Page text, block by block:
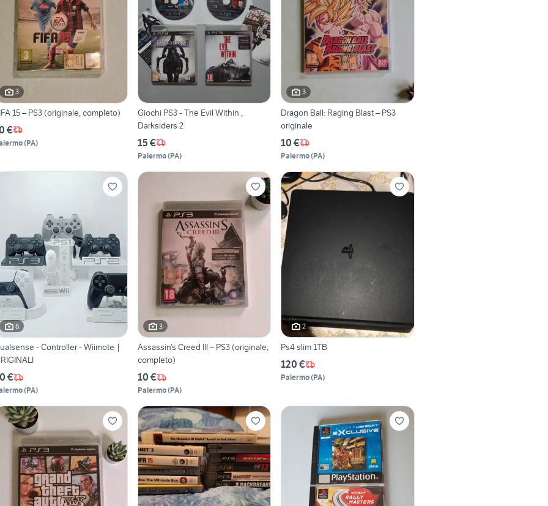
3
15 – PS3 (originale, completo)
€
(PA)
Giochi PS3 - The Evil Within ,
Darksiders 2
15 €
Palermo(PA)
3
Dragon Ball: Raging Blast – PS3
originale
10 €
Palermo(PA)
6
- Controller - Wiimote |
€
(PA)
3
Assassin’s Creed III – PS3 (originale,
completo)
10 €
Palermo(PA)
2
Ps4 slim 1TB
120 €
Palermo(PA)